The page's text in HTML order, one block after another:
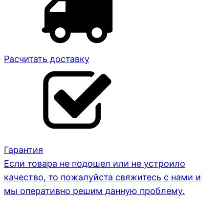
Расчитать доставку
Гарантия
Если товара не подошел или не устроило
качество, то пожалуйста свяжитесь с нами и
мы оперативно решим данную проблему.